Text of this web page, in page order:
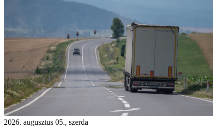
2026. augusztus 05., szerda